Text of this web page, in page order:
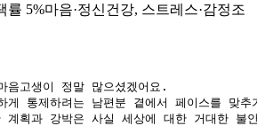
률 5%마음·정신건강, 스트레스·감정조
음고생이 정말 많으셨겠어요.
게 통제하려는 남편분 곁에서 페이스를 맞
계획과 강박은 사실 세상에 대한 거대한 불